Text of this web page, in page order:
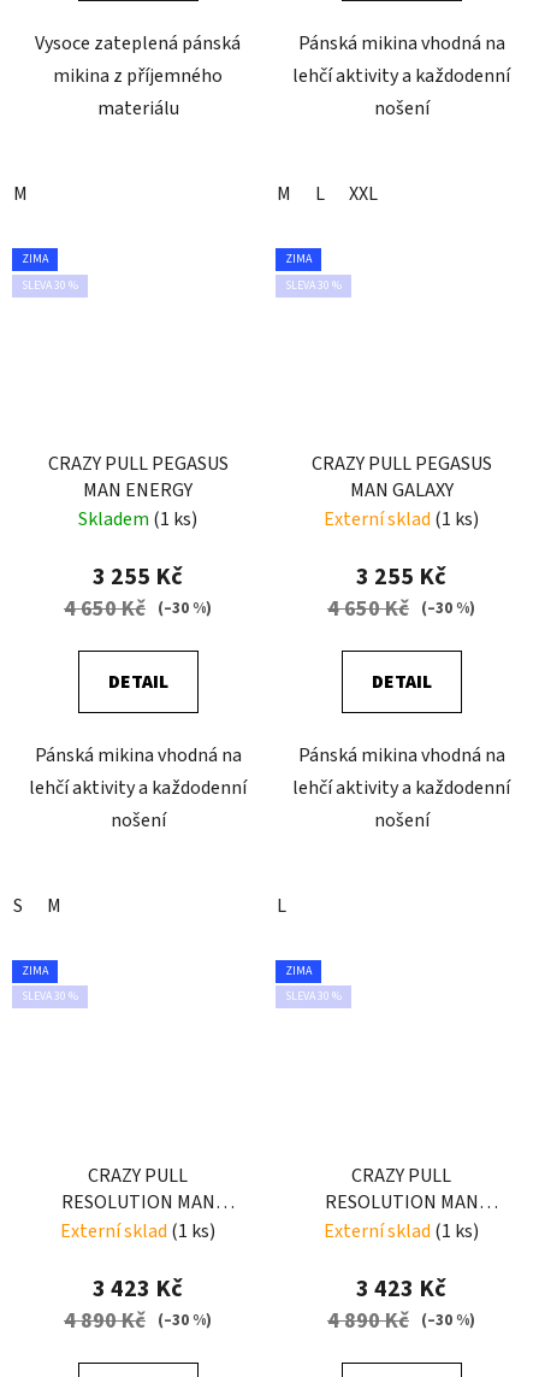
Vysoce zateplená pánská
mikina z příjemného
materiálu
M
Pánská mikina vhodná na
lehčí aktivity a každodenní
nošení
M L XXL
ZIMA
SLEVA 30 %
CRAZY PULL PEGASUS
MAN ENERGY
Skladem (1 ks)
3 255 Kč
4 650 Kč (–30 %)
DETAIL
Pánská mikina vhodná na
lehčí aktivity a každodenní
nošení
S M
ZIMA
SLEVA 30 %
CRAZY PULL PEGASUS
MAN GALAXY
Externí sklad (1 ks)
3 255 Kč
4 650 Kč (–30 %)
DETAIL
Pánská mikina vhodná na
lehčí aktivity a každodenní
nošení
L
ZIMA
SLEVA 30 %
CRAZY PULL
RESOLUTION MAN
ENERGY-BLACK
Externí sklad (1 ks)
3 423 Kč
4 890 Kč (–30 %)
ZIMA
SLEVA 30 %
CRAZY PULL
RESOLUTION MAN
LIKEN-BLUE
Externí sklad (1 ks)
3 423 Kč
4 890 Kč (–30 %)